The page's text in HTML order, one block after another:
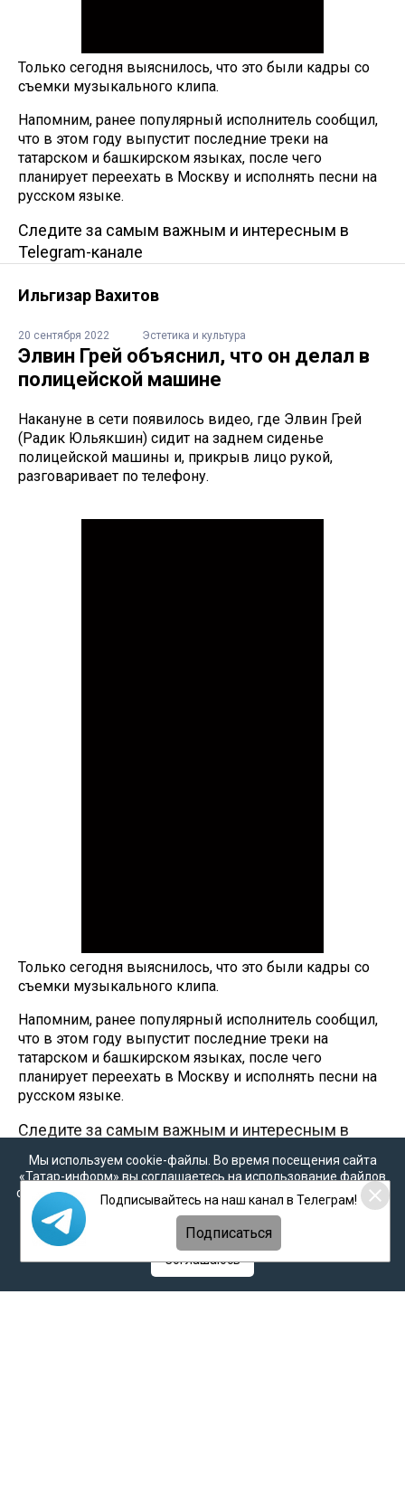
Только сегодня выяснилось, что это были кадры со
съемки музыкального клипа.
Напомним, ранее популярный исполнитель сообщил,
что в этом году выпустит последние треки на
татарском и башкирском языках, после чего
планирует переехать в Москву и исполнять песни на
русском языке.
Следите за самым важным и интересным в
Telegram-канале
Ильгизар Вахитов
20 сентября 2022 Эстетика и культура
Элвин Грей объяснил, что он делал в
полицейской машине
Накануне в сети появилось видео, где Элвин Грей
(Радик Юльякшин) сидит на заднем сиденье
полицейской машины и, прикрыв лицо рукой,
разговаривает по телефону.
Только сегодня выяснилось, что это были кадры со
съемки музыкального клипа.
Напомним, ранее популярный исполнитель сообщил,
что в этом году выпустит последние треки на
татарском и башкирском языках, после чего
планирует переехать в Москву и исполнять песни на
русском языке.
Следите за самым важным и интересным в
Telegram-канале
Главная
Все материалы
Рейтинг татар
Мы используем cookie-файлы. Во время посещения сайта
«Татар-информ» вы соглашаетесь на использование файлов
cookie в соответствии с настоящим уведомлением, согласием
наобработку персональных данных,Политикой о
персональных данных
Политикой конфиденциальности
Соглашаюсь
Подписывайтесь на наш канал в Телеграм!
Подписаться